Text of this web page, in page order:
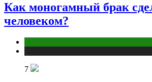
Как моногамный брак
человеком?
7